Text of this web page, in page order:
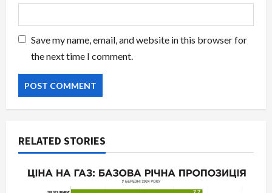
Save my name, email, and website in this browser for
the next time I comment.
RELATED STORIES